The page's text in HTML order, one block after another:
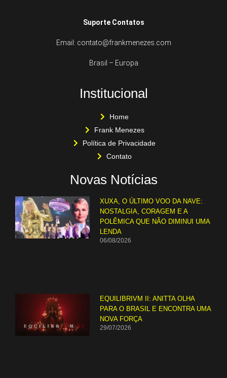
Suporte Contatos
Email: contato@frankmenezes.com
Brasil – Europa
Institucional
Home
Frank Menezes
Política de Privacidade
Contato
Novas Notícias
XUXA, O ÚLTIMO VOO DA NAVE:
NOSTALGIA, CORAGEM E A
POLÊMICA QUE NÃO DIMINUI UMA
LENDA
06/08/2026
EQUILIBRIVM II: ANITTA OLHA
PARA O BRASIL E ENCONTRA UMA
NOVA FORÇA
29/07/2026